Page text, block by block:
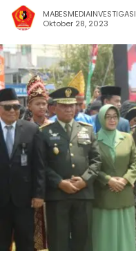
MABESMEDIAINVESTIGASI
Oktober 28, 2023